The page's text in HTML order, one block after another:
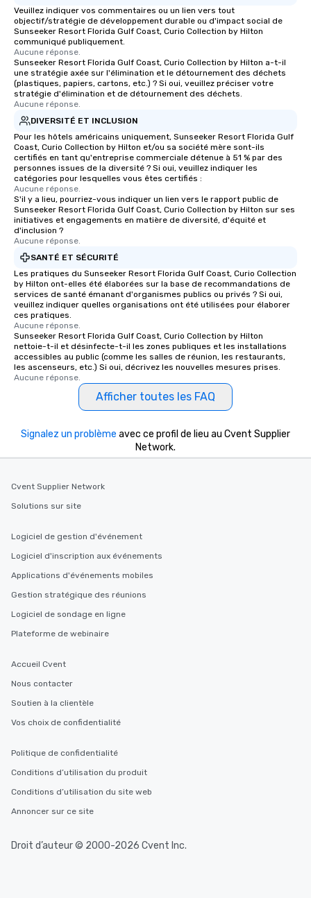
Veuillez indiquer vos commentaires ou un lien vers tout
objectif/stratégie de développement durable ou d'impact social de
Sunseeker Resort Florida Gulf Coast, Curio Collection by Hilton
communiqué publiquement.
Aucune réponse.
Sunseeker Resort Florida Gulf Coast, Curio Collection by Hilton a-t-il
une stratégie axée sur l'élimination et le détournement des déchets
(plastiques, papiers, cartons, etc.) ? Si oui, veuillez préciser votre
stratégie d'élimination et de détournement des déchets.
Aucune réponse.
DIVERSITÉ ET INCLUSION
Pour les hôtels américains uniquement, Sunseeker Resort Florida Gulf
Coast, Curio Collection by Hilton et/ou sa société mère sont-ils
certifiés en tant qu'entreprise commerciale détenue à 51 % par des
personnes issues de la diversité ? Si oui, veuillez indiquer les
catégories pour lesquelles vous êtes certifiés :
Aucune réponse.
S'il y a lieu, pourriez-vous indiquer un lien vers le rapport public de
Sunseeker Resort Florida Gulf Coast, Curio Collection by Hilton sur ses
initiatives et engagements en matière de diversité, d'équité et
d'inclusion ?
Aucune réponse.
SANTÉ ET SÉCURITÉ
Les pratiques du Sunseeker Resort Florida Gulf Coast, Curio Collection
by Hilton ont-elles été élaborées sur la base de recommandations de
services de santé émanant d'organismes publics ou privés ? Si oui,
veuillez indiquer quelles organisations ont été utilisées pour élaborer
ces pratiques.
Aucune réponse.
Sunseeker Resort Florida Gulf Coast, Curio Collection by Hilton
nettoie-t-il et désinfecte-t-il les zones publiques et les installations
accessibles au public (comme les salles de réunion, les restaurants,
les ascenseurs, etc.) Si oui, décrivez les nouvelles mesures prises.
Aucune réponse.
Afficher toutes les FAQ
Signalez un problème avec ce profil de lieu au Cvent Supplier
Network.
Cvent Supplier Network
Solutions sur site
Logiciel de gestion d'événement
Logiciel d'inscription aux événements
Applications d'événements mobiles
Gestion stratégique des réunions
Logiciel de sondage en ligne
Plateforme de webinaire
Accueil Cvent
Nous contacter
Soutien à la clientèle
Vos choix de confidentialité
Politique de confidentialité
Conditions d’utilisation du produit
Conditions d’utilisation du site web
Annoncer sur ce site
Droit d’auteur © 2000-2026 Cvent Inc.